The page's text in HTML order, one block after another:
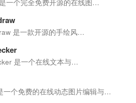
一个完全免费开源的在线图…
是一款开源的手绘风…
是一个在线文本与…
一个免费的在线动态图片编辑与…